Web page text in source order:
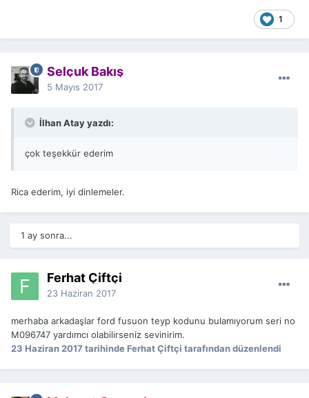
1
Selçuk Bakış
5 Mayıs 2017
İlhan Atay yazdı:
çok teşekkür ederim
Rica ederim, iyi dinlemeler.
1 ay sonra...
Ferhat Çiftçi
23 Haziran 2017
merhaba arkadaşlar ford fusuon teyp kodunu bulamıyorum seri no
M096747 yardımcı olabilirseniz sevinirim.
23 Haziran 2017 tarihinde Ferhat Çiftçi tarafından düzenlendi